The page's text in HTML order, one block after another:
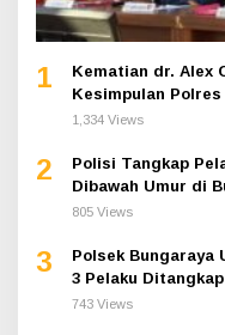
1
Kematian dr. Alex
Kesimpulan Polres
1,334 Views
2
Polisi Tangkap
Dibawah Umur di
805 Views
3
Polsek Bungaraya
3 Pelaku Ditangkap
743 Views